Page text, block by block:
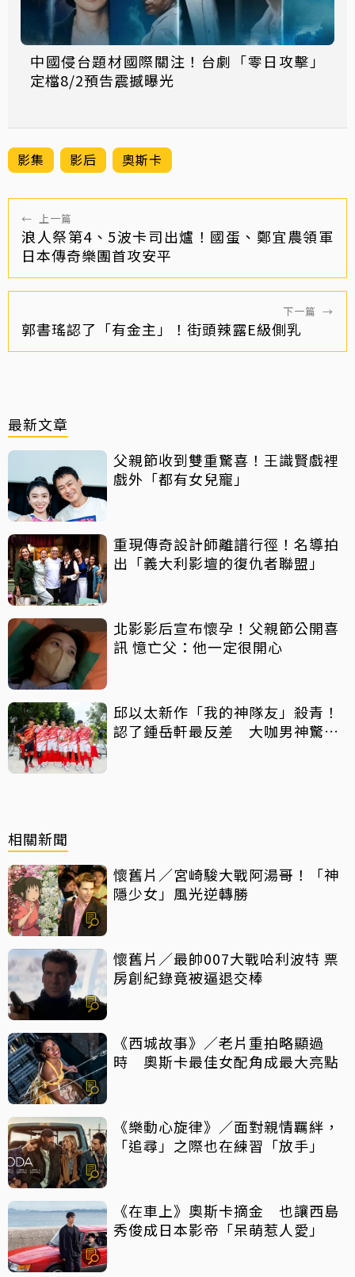
中國侵台題材國際關注！台劇「零日攻擊」
定檔8/2預告震撼曝光
影集 影后 奧斯卡
← 上一篇
浪人祭第4、5波卡司出爐！國蛋、鄭宜農領軍
日本傳奇樂團首攻安平
下一篇 →
郭書瑤認了「有金主」！街頭辣露E級側乳
最新文章
父親節收到雙重驚喜！王識賢戲裡
戲外「都有女兒寵」
重現傳奇設計師離譜行徑！名導拍
出「義大利影壇的復仇者聯盟」
北影影后宣布懷孕！父親節公開喜
訊 憶亡父：他一定很開心
邱以太新作「我的神隊友」殺青！
認了鍾岳軒最反差 大咖男神驚喜
相關新聞
懷舊片／宮崎駿大戰阿湯哥！「神
隱少女」風光逆轉勝
懷舊片／最帥007大戰哈利波特 票
房創紀錄竟被逼退交棒
《西城故事》／老片重拍略顯過
時 奧斯卡最佳女配角成最大亮點
《樂動心旋律》／面對親情羈絆，
「追尋」之際也在練習「放手」
《在車上》奧斯卡摘金 也讓西島
秀俊成日本影帝「呆萌惹人愛」